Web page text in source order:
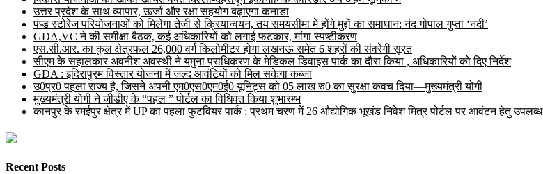
उत्तर प्रदेश के साथ व्यापार, ऊर्जा और रक्षा सहयोग बढ़ाएगा कनाडा
पंप्ड स्टोरेज परियोजनाओं को मिलेगा तेजी से क्रियान्वयन, तय समयसीमा में होंगे मुद्दों का समाधान: नंद गोपाल गुप्ता ‘नंदी’
GDA,VC ने की समीक्षा बैठक, कई अधिकारियों को लगाई फटकार, मांगा स्पष्टीकरण
एस.सी.आर. का कुल क्षेत्रफल 26,000 वर्ग किलोमीटर होगा लखनऊ समेत 6 शहरों की संवरेगी सूरत
सीएम के सहालकार अवनीश अवस्थी ने यमुना प्राधिकरण के मेडिकल डिवाइस पार्क का दौरा किया , अधिकारियों को दिए निर्देश
GDA : इंदिरापुरम विस्तार योजना में जल्द आवंटियों को मिल सकेगा कब्जा
उ0प्र0 पहला राज्य है, जिसने अपनी एम0एस0एम0ई0 यूनिट्स को 05 लाख रु0 का सुरक्षा कवच दिया—मुख्यमंत्री योगी
मुख्यमंत्री योगी ने जीडीए के “पहल ” पोर्टल का विधिवत किया शुभारम्भ
कानपुर के रमईपुर क्षेत्र में UP का पहला फुटवियर पार्क : प्रथम चरण में 26 औद्योगिक भूखंड निवेश मित्र पोर्टल पर आवंटन हेतु उपलब्ध
Recent Posts